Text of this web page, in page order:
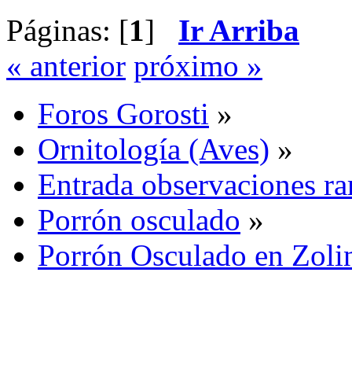
Páginas: [1] Ir Arriba
« anterior próximo »
Foros Gorosti »
Ornitología (Aves) »
Entrada observaciones
Porrón osculado »
Porrón Osculado en